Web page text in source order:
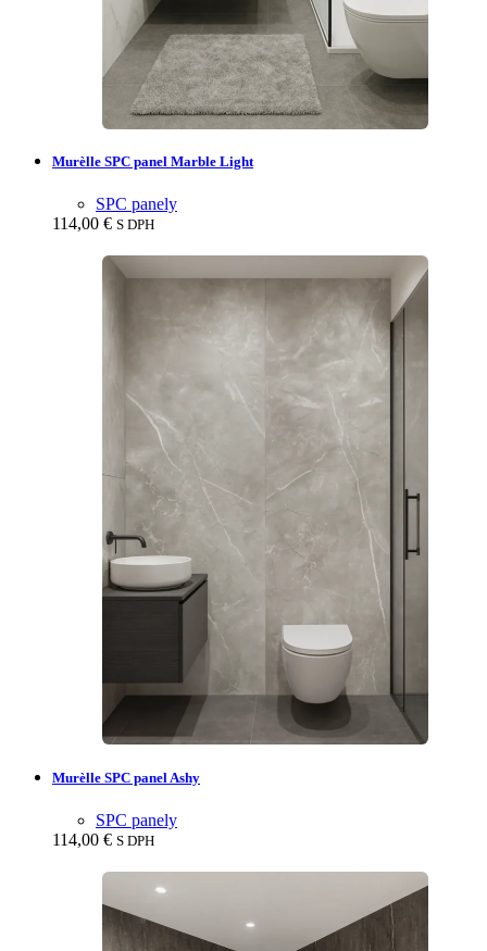
Murèlle SPC panel Marble Light
SPC panely
114,00€ S DPH
114,00€ S DPH